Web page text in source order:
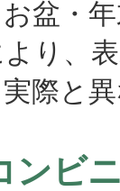
盆・年
より、
と異
ンビ